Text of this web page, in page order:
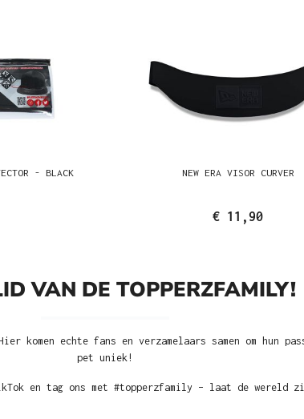
- BLACK NEW ERA VISOR CURVER
€ 11,90
VAN DE TOPPERZFAMILY!
komen echte fans en verzamelaars samen om hun
pet uniek!
en tag ons met #topperzfamily – laat de